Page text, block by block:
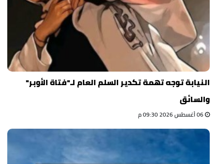
النيابة توجه تهمة تكدير السلم العام لـ"فتاة الأوبر"
والسائق